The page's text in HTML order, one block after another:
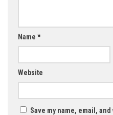
Name *
Website
Save my name, email,